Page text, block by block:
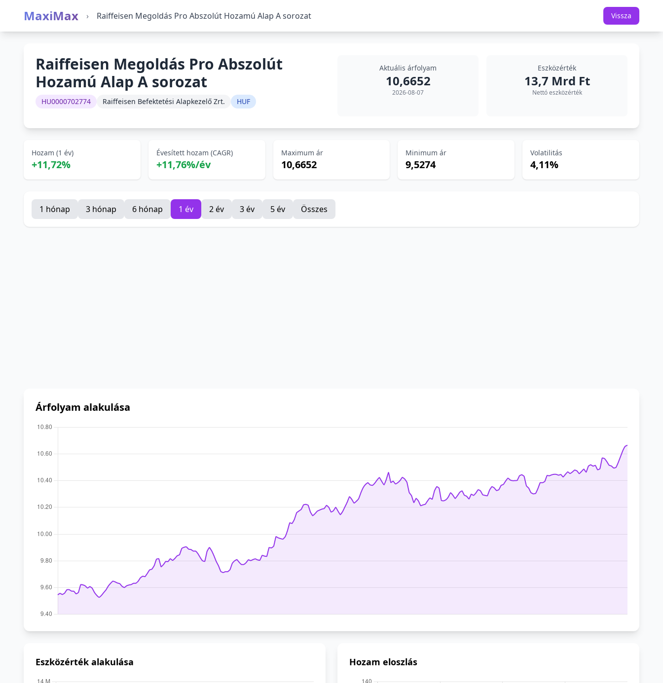
MaxiMax › Raiffeisen Megoldás Pro Abszolút Hozamú Alap A sorozat Vissza
Raiffeisen Megoldás Pro Abszolút
Hozamú Alap A sorozat
HU0000702774 Raiffeisen Befektetési Alapkezelő Zrt. HUF
Aktuális árfolyam
10,6652
2026-08-07
Eszközérték
13,7 Mrd Ft
Nettó eszközérték
Hozam (1 év)
+11,72%
Évesített hozam (CAGR)
+11,76%/év
Maximum ár
10,6652
Minimum ár
9,5274
Volatilitás
4,11%
1 hónap 3 hónap 6 hónap 1 év 2 év 3 év 5 év Összes
Árfolyam alakulása
Eszközérték alakulása Hozam eloszlás